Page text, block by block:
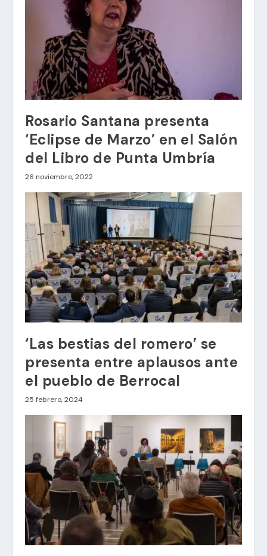
Rosario Santana presenta
‘Eclipse de Marzo’ en el Salón
del Libro de Punta Umbría
26 noviembre, 2022
‘Las bestias del romero’ se
presenta entre aplausos ante
el pueblo de Berrocal
25 febrero, 2024